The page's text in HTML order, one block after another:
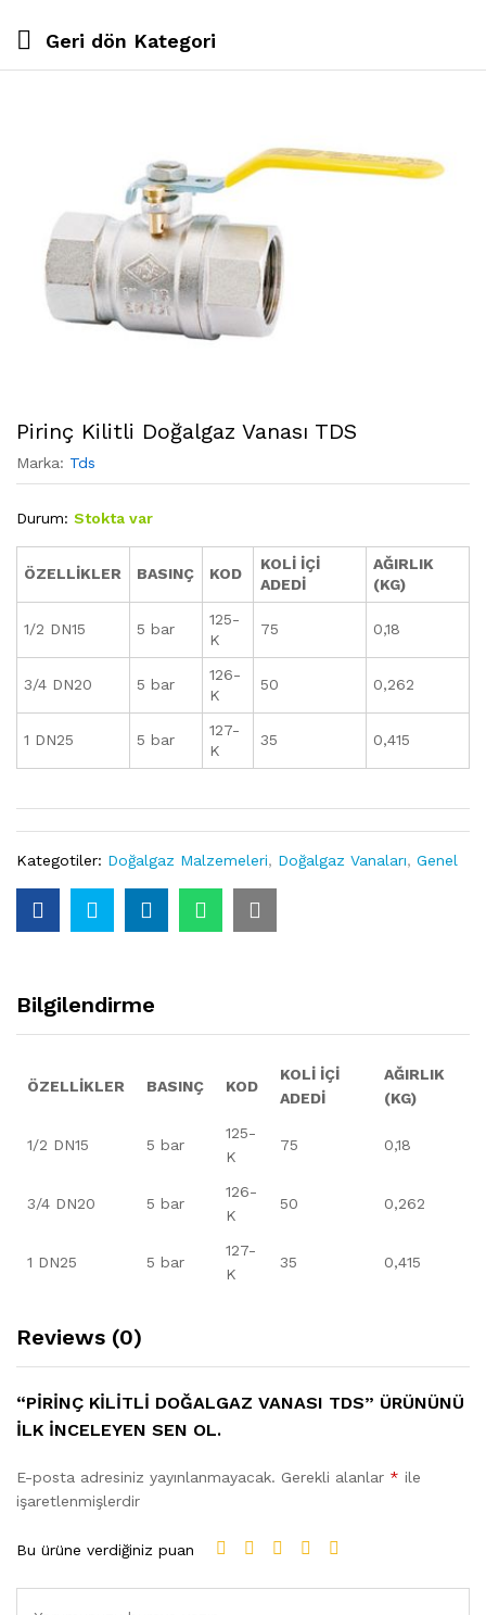
Geri dön Kategori
Pirinç Kilitli Doğalgaz Vanası TDS
Marka: Tds
Durum: Stokta var
ÖZELLİKLER BASINÇ KOD
KOLİ İÇİ
ADEDİ
AĞIRLIK
(KG)
1/2 DN15 5 bar
125-
K
75 0,18
3/4 DN20 5 bar
126-
K
50 0,262
1 DN25 5 bar
127-
K
35 0,415
Kategotiler: Doğalgaz Malzemeleri, Doğalgaz Vanaları, Genel
Bilgilendirme
ÖZELLİKLER BASINÇ KOD
KOLİ İÇİ
ADEDİ
AĞIRLIK
(KG)
1/2 DN15 5 bar
125-
K
75 0,18
3/4 DN20 5 bar
126-
K
50 0,262
1 DN25 5 bar
127-
K
35 0,415
Reviews (0)
“PIRINÇ KILITLI DOĞALGAZ VANASI TDS” ÜRÜNÜNÜ
ILK INCELEYEN SEN OL.
E-posta adresiniz yayınlanmayacak. Gerekli alanlar * ile
işaretlenmişlerdir
Bu ürüne verdiğiniz puan